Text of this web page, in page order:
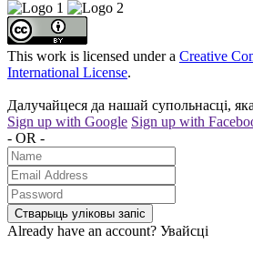
This work is licensed under a Creative
International License.
Далучайцеся да нашай супольнасці,
Sign up with Google Sign up with
- OR -
Стварыць уліковы запіс
Already have an account? Увайсці